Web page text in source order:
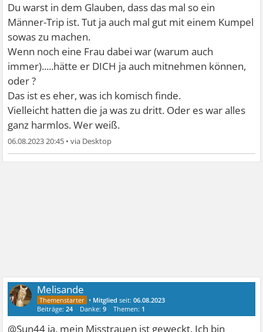
Du warst in dem Glauben, dass das mal so ein
Männer-Trip ist. Tut ja auch mal gut mit einem Kumpel
sowas zu machen.
Wenn noch eine Frau dabei war (warum auch
immer).....hätte er DICH ja auch mitnehmen können,
oder ?
Das ist es eher, was ich komisch finde.
Vielleicht hatten die ja was zu dritt. Oder es war alles
ganz harmlos. Wer weiß.
06.08.2023 20:45 •
Melisande
• Mitglied seit:06.08.2023
Beiträge:24 Danke:9 Themen: 1
@Sun44 ja, mein Misstrauen ist geweckt. Ich bin